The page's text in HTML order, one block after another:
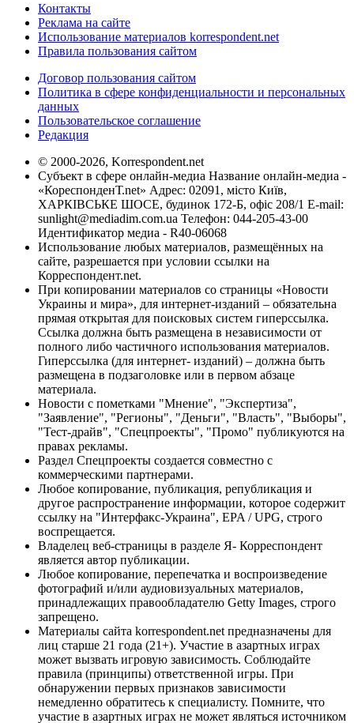
Контакты
Реклама на сайте
Использование материалов korrespondent.net
Правила пользования сайтом
Договор пользования сайтом
Политика в сфере конфиденциальности и персональных
данных
Пользовательское соглашение
Редакция
© 2000-2026, Korrespondent.net
Субъект в сфере онлайн-медиа Название онлайн-медиа -
«КореспонденТ.net» Адрес: 02091, місто Київ,
ХАРКІВСЬКЕ ШОСЕ, будинок 172-Б, офіс 208/1 E-mail:
sunlight@mediadim.com.ua Телефон: 044-205-43-00
Идентификатор медиа - R40-06068
Использование любых материалов, размещённых на
сайте, разрешается при условии ссылки на
Корреспондент.net.
При копировании материалов со страницы «Новости
Украины и мира», для интернет-изданий – обязательна
прямая открытая для поисковых систем гиперссылка.
Ссылка должна быть размещена в независимости от
полного либо частичного использования материалов.
Гиперссылка (для интернет- изданий) – должна быть
размещена в подзаголовке или в первом абзаце
материала.
Новости с пометками "Мнение", "Экспертиза",
"Заявление", "Регионы", "Деньги", "Власть", "Выборы",
"Тест-драйв", "Спецпроекты", "Промо" публикуются на
правах рекламы.
Раздел Спецпроекты создается совместно с
коммерческими партнерами.
Любое копирование, публикация, републикация и
другое распространение информации, которое содержит
ссылку на "Интерфакс-Украина", EPA / UPG, строго
воспрещается.
Владелец веб-страницы в разделе Я- Корреспондент
является автор публикации.
Любое копирование, перепечатка и воспроизведение
фотографий и/или аудиовизуальных материалов,
принадлежащих правообладателю Getty Images, строго
запрещено.
Материалы сайта korrespondent.net предназначены для
лиц старше 21 года (21+). Участие в азартных играх
может вызвать игровую зависимость. Соблюдайте
правила (принципы) ответственной игры. При
обнаружении первых признаков зависимости
немедленно обратитесь к специалисту. Помните, что
участие в азартных играх не может являться источником